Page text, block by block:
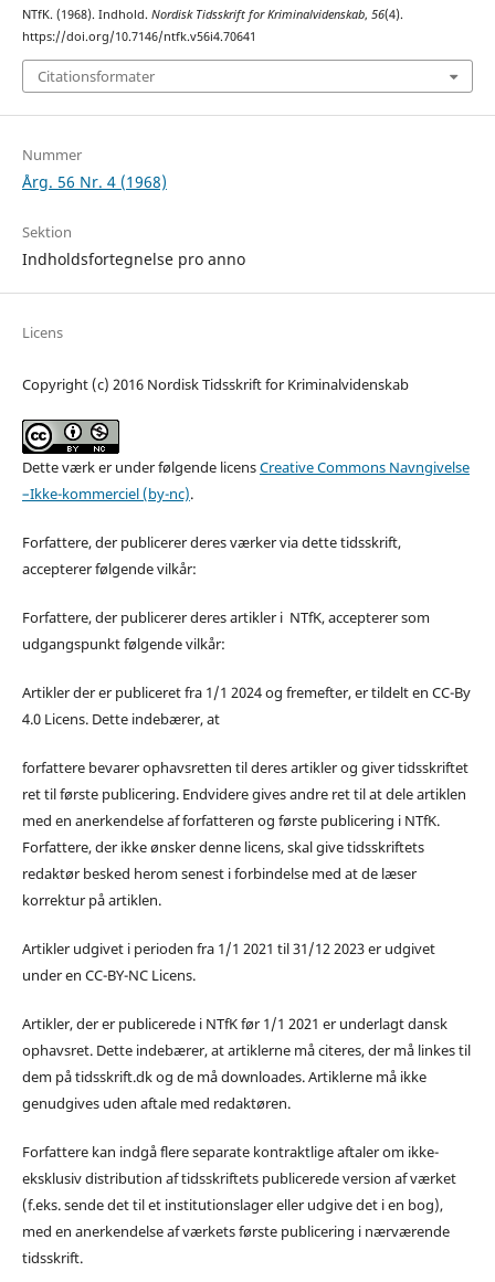
NTfK. (1968). Indhold. Nordisk Tidsskrift for Kriminalvidenskab, 56(4).
https://doi.org/10.7146/ntfk.v56i4.70641
Citationsformater
Nummer
Årg. 56 Nr. 4 (1968)
Sektion
Indholdsfortegnelse pro anno
Licens
Copyright (c) 2016 Nordisk Tidsskrift for Kriminalvidenskab
Dette værk er under følgende licensCreative Commons Navngivelse
–Ikke-kommerciel (by-nc).
Forfattere, der publicerer deres værker via dette tidsskrift,
accepterer følgende vilkår:
Forfattere, der publicerer deres artikler i NTfK, accepterer som
udgangspunkt følgende vilkår:
Artikler der er publiceret fra 1/1 2024 og fremefter, er tildelt en CC-By
4.0 Licens. Dette indebærer, at
forfattere bevarer ophavsretten til deres artikler og giver tidsskriftet
ret til første publicering. Endvidere gives andre ret til at dele artiklen
med en anerkendelse af forfatteren og første publicering i NTfK.
Forfattere, der ikke ønsker denne licens, skal give tidsskriftets
redaktør besked herom senest i forbindelse med at de læser
korrektur på artiklen.
Artikler udgivet i perioden fra 1/1 2021 til 31/12 2023 er udgivet
under en CC-BY-NC Licens.
Artikler, der er publicerede i NTfK før 1/1 2021 er underlagt dansk
ophavsret. Dette indebærer, at artiklerne må citeres, der må linkes til
dem på tidsskrift.dk og de må downloades. Artiklerne må ikke
genudgives uden aftale med redaktøren.
Forfattere kan indgå flere separate kontraktlige aftaler om ikke-
eksklusiv distribution af tidsskriftets publicerede version af værket
(f.eks. sende det til et institutionslager eller udgive det i en bog),
med en anerkendelse af værkets første publicering i nærværende
tidsskrift.